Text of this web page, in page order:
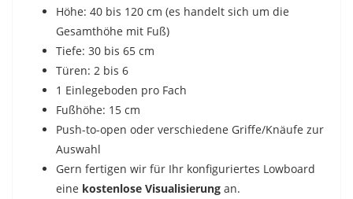
Höhe: 40 bis 120 cm (es handelt sich um die
Gesamthöhe mit Fuß)
Tiefe: 30 bis 65 cm
Türen: 2 bis 6
1 Einlegeboden pro Fach
Fußhöhe: 15 cm
Push-to-open oder verschiedene Griffe/Knäufe zur
Auswahl
Gern fertigen wir für Ihr konfiguriertes Lowboard
eine kostenlose Visualisierung an.